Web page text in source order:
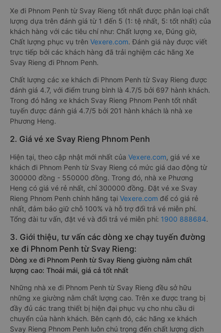
Xe đi Phnom Penh từ Svay Rieng tốt nhất được phân loại chất
lượng dựa trên đánh giá từ 1 đến 5 (1: tệ nhất, 5: tốt nhất) của
khách hàng với các tiêu chí như: Chất lượng xe, Đúng giờ,
Chất lượng phục vụ trên Vexere.com. Đánh giá này được viết
trực tiếp bởi các khách hàng đã trải nghiệm các hãng Xe
Svay Rieng đi Phnom Penh.
Chất lượng các xe khách đi Phnom Penh từ Svay Rieng được
đánh giá 4.7, với điểm trung bình là 4.7/5 bởi 697 hành khách.
Trong đó hãng xe khách Svay Rieng Phnom Penh tốt nhất
tuyến được đánh giá 4.7/5 bởi 201 hành khách là nhà xe
Phương Heng.
2. Giá vé xe Svay Rieng Phnom Penh
Hiện tại, theo cập nhật mới nhất của Vexere.com, giá vé xe
khách đi Phnom Penh từ Svay Rieng có mức giá dao động từ
300000 đồng - 550000 đồng. Trong đó, nhà xe Phương
Heng có giá vé rẻ nhất, chỉ 300000 đồng. Đặt vé xe Svay
Rieng Phnom Penh chính hãng tại Vexere.com để có giá rẻ
nhất, đảm bảo giữ chỗ 100% và hỗ trợ đổi trả vé miễn phí.
Tổng đài tư vấn, đặt vé và đổi trả vé miễn phí: 1900 888684.
3. Giới thiệu, tư vấn các dòng xe chạy tuyến đường
xe đi Phnom Penh từ Svay Rieng:
Dòng xe đi Phnom Penh từ Svay Rieng giường nằm chất
lượng cao: Thoải mái, giá cả tốt nhất
Những nhà xe đi Phnom Penh từ Svay Rieng đều sở hữu
những xe giường nằm chất lượng cao. Trên xe được trang bị
đầy đủ các trang thiết bị hiện đại phục vụ cho nhu cầu di
chuyển của hành khách. Bên cạnh đó, các hãng xe khách
Svay Rieng Phnom Penh luôn chú trọng đến chất lượng dịch